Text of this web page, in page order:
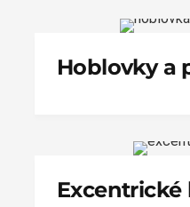
Hoblovky a
Excentrické